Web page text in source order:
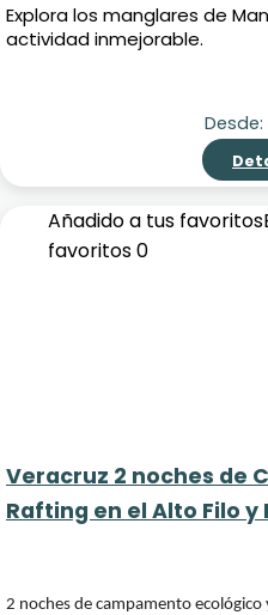
Explora los manglares de
actividad inmejorable.
Desde:
Añadido a tus favoritos
favoritos0
Veracruz 2 noches de
Rafting en el Alto Filo y
2 noches de campamento